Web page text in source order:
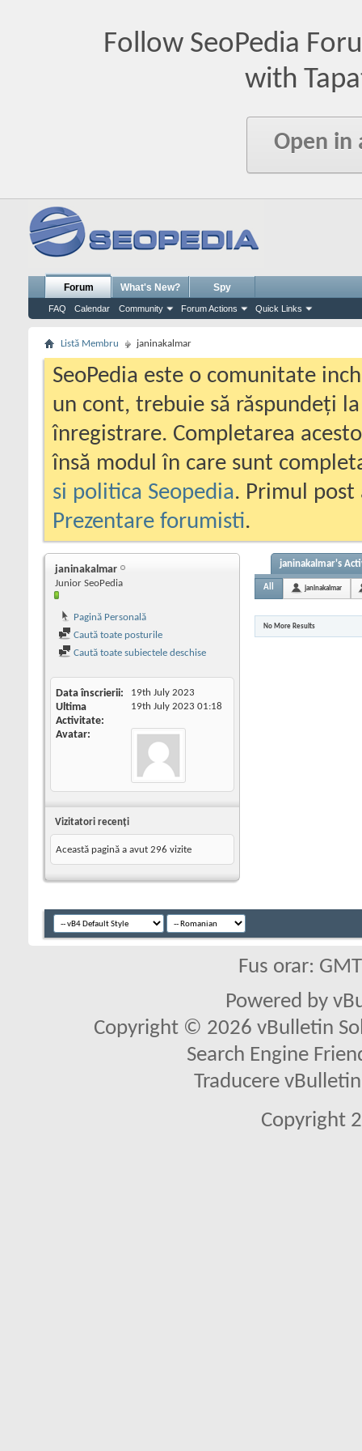
Follow SeoPedia
with
Open in
Forum
FAQ Calendar Community Forum Actions Quick Links
What's New? Spy
Listă Membru janinakalmar
SeoPedia este o comunitate
un cont, trebuie să răspundeți
înregistrare. Completarea
însă modul în care sunt
si politica Seopedia. Primul
Prezentare forumisti.
janinakalmar
Junior SeoPedia
Pagină Personală
Caută toate posturile
Caută toate subiectele deschise
Data înscrierii 19th July 2023
Ultima
Activitate
19th July 2023 01:18
Avatar
Vizitatori recenţi
Această pagină a avut 296 vizite
janinakalmar's
All janinakalmar
No More Results
Fus orar:
Powered by
Copyright © 2026 vBulletin
Search Engine
Traducere
Copyright